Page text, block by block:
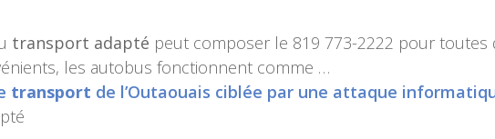
transport adapté peut composer le 819 773-2222 pour
les autobus fonctionnent comme …
transport de l’Outaouais ciblée par une attaque